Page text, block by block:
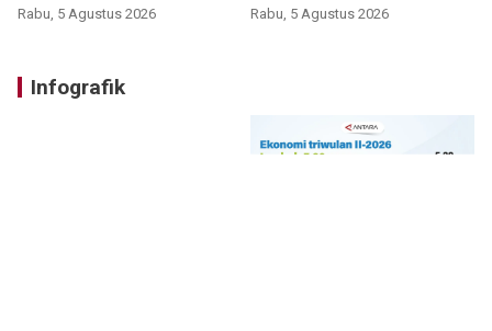
Rabu, 5 Agustus 2026 Rabu, 5 Agustus 2026
Infografik